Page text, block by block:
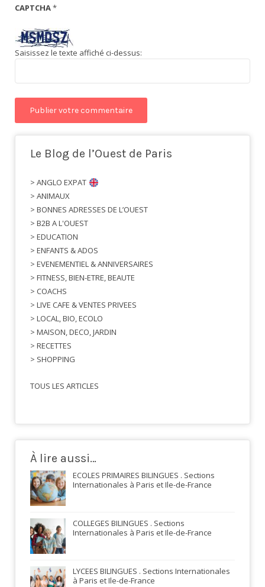
CAPTCHA*
Saisissez le texte affiché ci-dessus:
Le Blog de l’Ouest de Paris
> ANGLO EXPAT
> ANIMAUX
> BONNES ADRESSES DE L’OUEST
> B2B A L'OUEST
> EDUCATION
> ENFANTS & ADOS
> EVENEMENTIEL & ANNIVERSAIRES
> FITNESS, BIEN-ETRE, BEAUTE
> COACHS
> LIVE CAFE & VENTES PRIVEES
> LOCAL, BIO, ECOLO
> MAISON, DECO, JARDIN
> RECETTES
> SHOPPING
TOUS LES ARTICLES
À lire aussi…
ECOLES PRIMAIRES BILINGUES . Sections
Internationales à Paris et Ile-de-France
COLLEGES BILINGUES . Sections
Internationales à Paris et Ile-de-France
LYCEES BILINGUES . Sections Internationales
à Paris et Ile-de-France